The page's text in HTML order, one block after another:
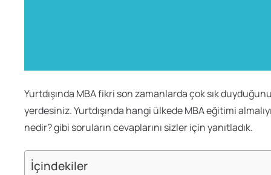
Yurtdışında MBA fikri son zamanlarda çok sık
yerdesiniz. Yurtdışında hangi ülkede MBA eğitimi
nedir? gibi soruların cevaplarını sizler için yanıtladık.
İçindekiler